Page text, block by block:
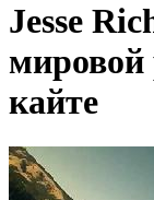
Jesse
мировой
кайте